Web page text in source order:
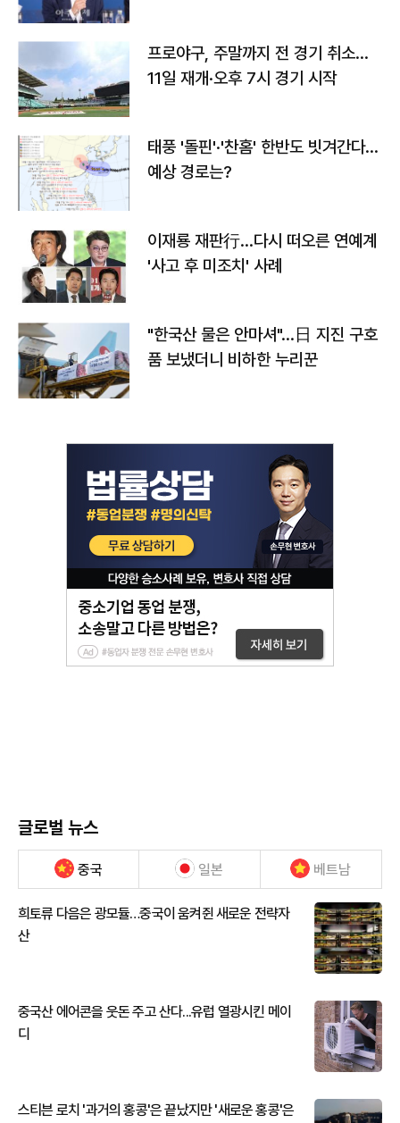
프로야구, 주말까지 전 경기 취소…
11일 재개·오후 7시 경기 시작
태풍 '돌핀'·'찬홈' 한반도 빗겨간다…
예상 경로는?
이재룡 재판行…다시 떠오른 연예계
'사고 후 미조치' 사례
"한국산 물은 안마셔"…日 지진 구호
품 보냈더니 비하한 누리꾼
글로벌 뉴스
중국 일본 베트남
희토류 다음은 광모듈…중국이 움켜쥔 새로운 전략자
산
중국산 에어콘을 웃돈 주고 산다...유럽 열광시킨 메이
디
스티븐 로치 '과거의 홍콩'은 끝났지만 '새로운 홍콩'은